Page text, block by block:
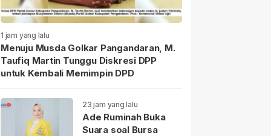
1 jam yang lalu
Menuju Musda Golkar Pangandaran, M.
Taufiq Martin Tunggu Diskresi DPP
untuk Kembali Memimpin DPD
23 jam yang lalu
Ade Ruminah Buka
Suara soal Bursa